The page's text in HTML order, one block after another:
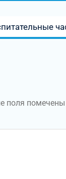
поля помечены